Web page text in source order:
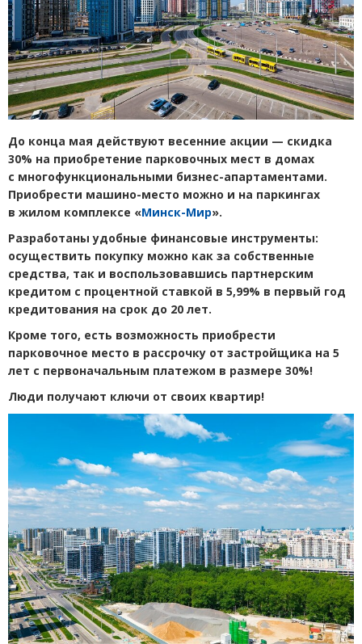
До конца мая действуют весенние акции — скидка
30% на приобретение парковочных мест в домах
с многофункциональными бизнес-апартаментами.
Приобрести машино-место можно и на паркингах
в жилом комплексе «Минск-Мир».
Разработаны удобные финансовые инструменты:
осуществить покупку можно как за собственные
средства, так и воспользовавшись партнерским
кредитом с процентной ставкой в 5,99% в первый год
кредитования на срок до 20 лет.
Кроме того, есть возможность приобрести
парковочное место в рассрочку от застройщика на 5
лет с первоначальным платежом в размере 30%!
Люди получают ключи от своих квартир!